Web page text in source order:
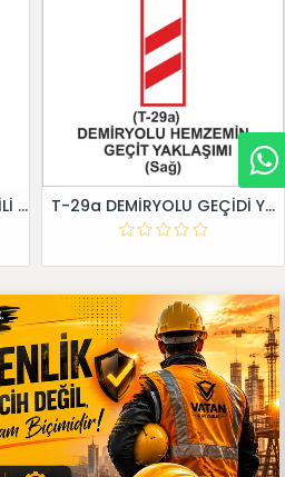
SOLAR LED'Lİ GÜNEŞ ENERJİLİ LEVHA T-29a DEMİRYOLU GEÇİDİ YAKLAŞIM LEVHALARI (Sağ)